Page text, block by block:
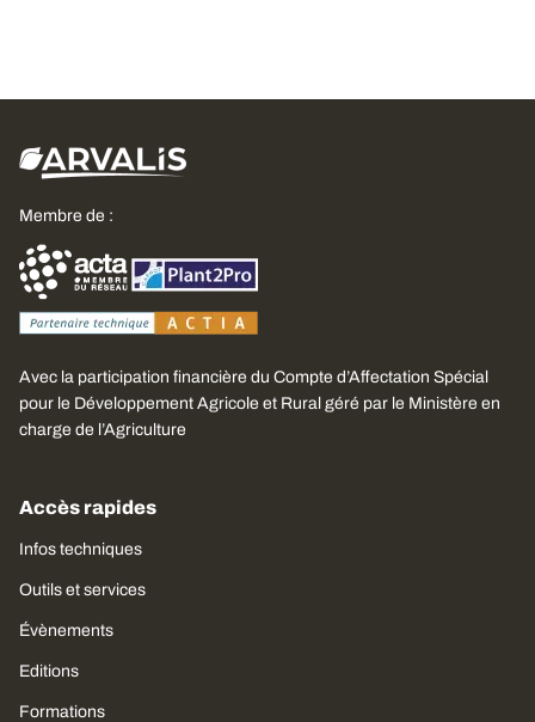
Membre de :
Avec la participation financière du Compte d’Affectation Spécial
pour le Développement Agricole et Rural géré par le Ministère en
charge de l’Agriculture
Accès rapides
Infos techniques
Outils et services
Évènements
Editions
Formations